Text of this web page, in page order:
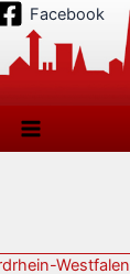
Facebook
Westfalen